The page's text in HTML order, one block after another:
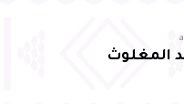
المغلوث